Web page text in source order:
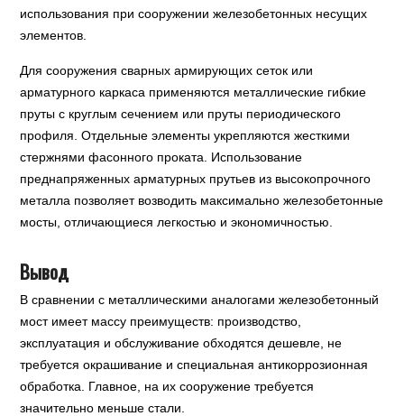
использования при сооружении железобетонных несущих
элементов.
Для сооружения сварных армирующих сеток или
арматурного каркаса применяются металлические гибкие
пруты с круглым сечением или пруты периодического
профиля. Отдельные элементы укрепляются жесткими
стержнями фасонного проката. Использование
преднапряженных арматурных прутьев из высокопрочного
металла позволяет возводить максимально железобетонные
мосты, отличающиеся легкостью и экономичностью.
Вывод
В сравнении с металлическими аналогами железобетонный
мост имеет массу преимуществ: производство,
эксплуатация и обслуживание обходятся дешевле, не
требуется окрашивание и специальная антикоррозионная
обработка. Главное, на их сооружение требуется
значительно меньше стали.